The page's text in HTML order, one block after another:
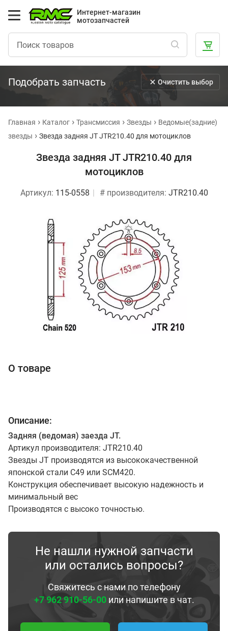
Интернет-магазин
мотозапчастей
Подобрать запчасть Очистить выбор
Главная Каталог Трансмиссия Звезды
Ведомые(задние)
звезды
Звезда задняя JT JTR210.40 для мотоциклов
Звезда задняя JT JTR210.40 для
мотоциклов
Артикул: 115-0558 # производителя: JTR210.40
О товаре
Описание:
Задняя (ведомая) заезда JT.
Артикул производителя: JTR210.40
Звезды JT производятся из высококачественной
японской стали С49 или SCM420.
Конструкция обеспечивает высокую надежность и
минимальный вес
Производятся с высоко точностью.
Не нашли нужной запчасти
или остались вопросы?
Свяжитесь с нами по телефону
+7 962 910-56-00или напишите в чат.